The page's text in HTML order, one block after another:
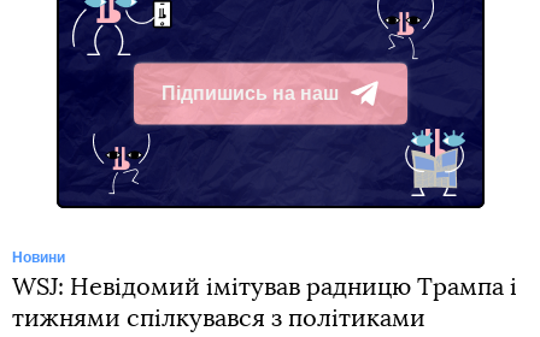
Підпишись на наш
Telegram
Новини
WSJ: Невідомий імітував радницю Трампа і
тижнями спілкувався з політиками